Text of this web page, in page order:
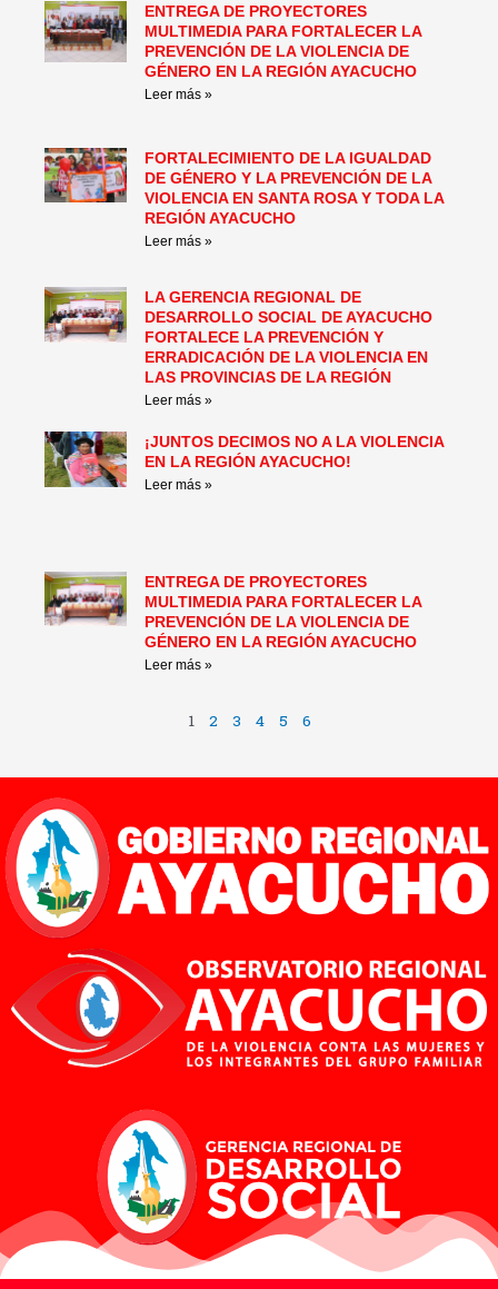
ENTREGA DE PROYECTORES
MULTIMEDIA PARA FORTALECER LA
PREVENCIÓN DE LA VIOLENCIA DE
GÉNERO EN LA REGIÓN AYACUCHO
Leer más »
FORTALECIMIENTO DE LA IGUALDAD
DE GÉNERO Y LA PREVENCIÓN DE LA
VIOLENCIA EN SANTA ROSA Y TODA LA
REGIÓN AYACUCHO
Leer más »
LA GERENCIA REGIONAL DE
DESARROLLO SOCIAL DE AYACUCHO
FORTALECE LA PREVENCIÓN Y
ERRADICACIÓN DE LA VIOLENCIA EN
LAS PROVINCIAS DE LA REGIÓN
Leer más »
¡JUNTOS DECIMOS NO A LA VIOLENCIA
EN LA REGIÓN AYACUCHO!
Leer más »
ENTREGA DE PROYECTORES
MULTIMEDIA PARA FORTALECER LA
PREVENCIÓN DE LA VIOLENCIA DE
GÉNERO EN LA REGIÓN AYACUCHO
Leer más »
1 2 3 4 5 6